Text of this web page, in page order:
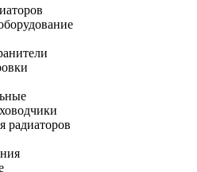
радиаторов